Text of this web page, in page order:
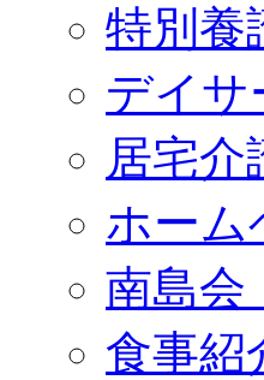
特別養
デイサ
居宅介
ホーム
南島
食事紹